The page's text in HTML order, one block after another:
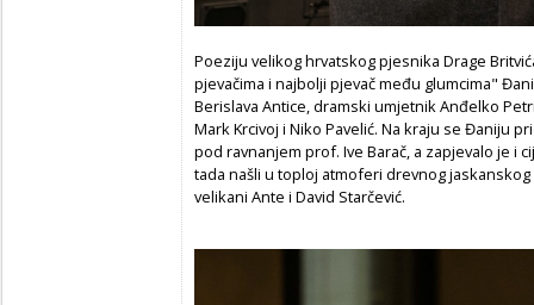
Poeziju velikog hrvatskog pjesnika Drage
pjevačima i najbolji pjevač među glumcima"
Berislava Antice, dramski umjetnik Anđelko
Mark Krcivoj i Niko Pavelić. Na kraju se Đaniju
pod ravnanjem prof. Ive Barač, a zapjevalo je i
tada našli u toploj atmoferi drevnog
velikani Ante i David Starčević.